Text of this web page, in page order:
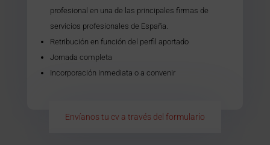
profesional en una de las principales firmas de
servicios profesionales de España.
Retribución en función del perfil aportado
Jornada completa
Incorporación inmediata o a convenir
Envíanos tu cv a través del formulario